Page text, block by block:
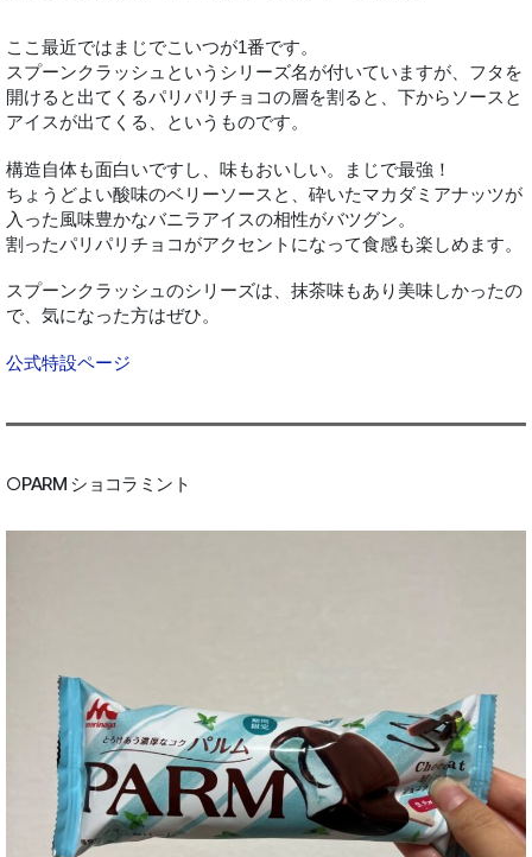
ここ最近ではまじでこいつが1番です。
スプーンクラッシュというシリーズ名が付いていますが、フタを
開けると出てくるパリパリチョコの層を割ると、下からソースと
アイスが出てくる、というものです。
構造自体も面白いですし、味もおいしい。まじで最強！
ちょうどよい酸味のベリーソースと、砕いたマカダミアナッツが
入った風味豊かなバニラアイスの相性がバツグン。
割ったパリパリチョコがアクセントになって食感も楽しめます。
スプーンクラッシュのシリーズは、抹茶味もあり美味しかったの
で、気になった方はぜひ。
公式特設ページ
○PARM ショコラミント